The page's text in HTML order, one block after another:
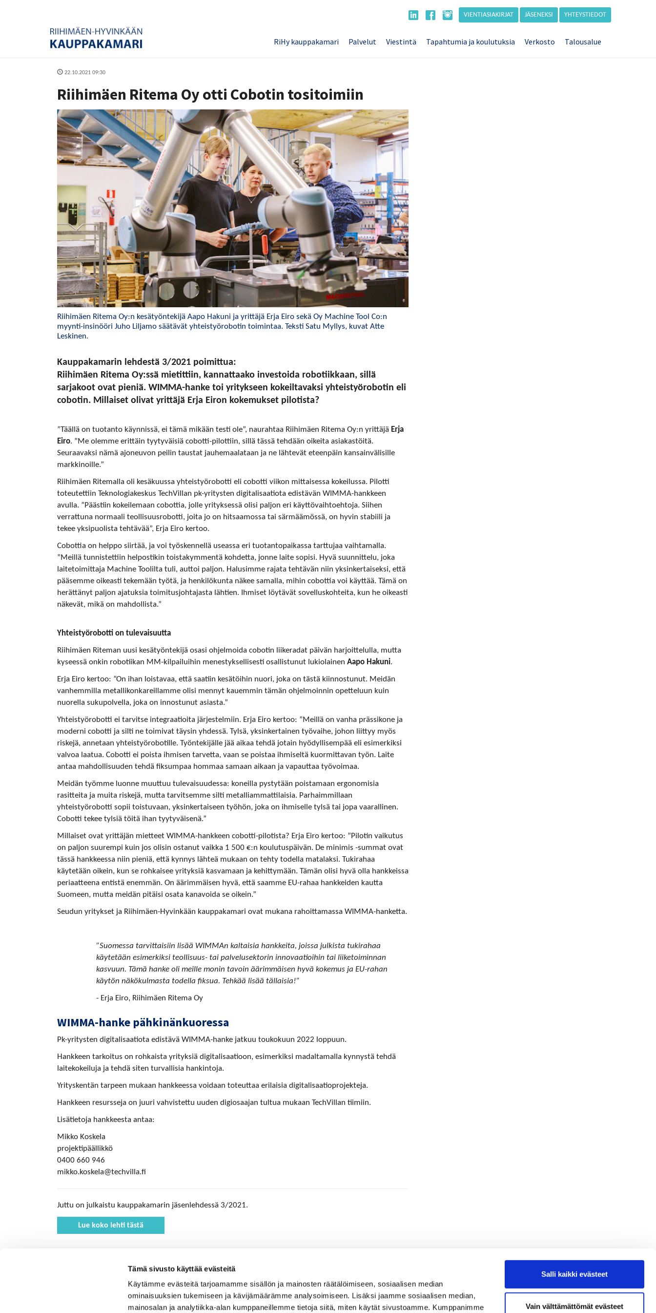
Tämä sivusto käyttää evästeitä
Käytämme evästeitä tarjoamamme sisällön ja mainosten räätälöimiseen, sosiaalisen median
ominaisuuksien tukemiseen ja kävijämäärämme analysoimiseen. Lisäksi jaamme sosiaalisen median,
mainosalan ja analytiikka-alan kumppaneillemme tietoja siitä, miten käytät sivustoamme. Kumppanimme
Salli kaikki evästeet
Vain välttämättömät evästeet
VIENTIASIAKIRJAT JÄSENEKSI YHTEYSTIEDOT
RiHy kauppakamari Palvelut Viestintä Tapahtumia ja koulutuksia Verkosto Talousalue
22.10.2021 09:30
Riihimäen Ritema Oy otti Cobotin tositoimiin
Riihimäen Ritema Oy:n kesätyöntekijä Aapo Hakuni ja yrittäjä Erja Eiro sekä Oy Machine Tool Co:n
myynti-insinööri Juho Liljamo säätävät yhteistyörobotin toimintaa. Teksti Satu Myllys, kuvat Atte
Leskinen.
Kauppakamarin lehdestä 3/2021 poimittua:
​​​​​​​Riihimäen Ritema Oy:ssä mietittiin, kannattaako investoida robotiikkaan, sillä
sarjakoot ovat pieniä. WIMMA-hanke toi yritykseen kokeiltavaksi yhteistyörobotin eli
cobotin. Millaiset olivat yrittäjä Erja Eiron kokemukset pilotista?
”Täällä on tuotanto käynnissä, ei tämä mikään testi ole”, naurahtaa Riihimäen Ritema Oy:n yrittäjä Erja
Eiro. ”Me olemme erittäin tyytyväisiä cobotti-pilottiin, sillä tässä tehdään oikeita asiakastöitä.
Seuraavaksi nämä ajoneuvon peilin taustat jauhemaalataan ja ne lähtevät eteenpäin kansainvälisille
markkinoille.”
Riihimäen Ritemalla oli kesäkuussa yhteistyörobotti eli cobotti viikon mittaisessa kokeilussa. Pilotti
toteutettiin Teknologiakeskus TechVillan pk-yritysten digitalisaatiota edistävän WIMMA-hankkeen
avulla. ”Päästiin kokeilemaan cobottia, jolle yrityksessä olisi paljon eri käyttövaihtoehtoja. Siihen
verrattuna normaali teollisuusrobotti, joita jo on hitsaamossa tai särmäämössä, on hyvin stabiili ja
tekee yksipuolista tehtävää”, Erja Eiro kertoo.
Cobottia on helppo siirtää, ja voi työskennellä useassa eri tuotantopaikassa tarttujaa vaihtamalla.
”Meillä tunnistettiin helpostikin toistakymmentä kohdetta, jonne laite sopisi. Hyvä suunnittelu, joka
laitetoimittaja Machine Toolilta tuli, auttoi paljon. Halusimme rajata tehtävän niin yksinkertaiseksi, että
pääsemme oikeasti tekemään työtä, ja henkilökunta näkee samalla, mihin cobottia voi käyttää. Tämä on
herättänyt paljon ajatuksia toimitusjohtajasta lähtien. Ihmiset löytävät sovelluskohteita, kun he oikeasti
näkevät, mikä on mahdollista.”
Yhteistyörobotti on tulevaisuutta
Riihimäen Riteman uusi kesätyöntekijä osasi ohjelmoida cobotin liikeradat päivän harjoittelulla, mutta
kyseessä onkin robotiikan MM-kilpailuihin menestyksellisesti osallistunut lukiolainen Aapo Hakuni.
Erja Eiro kertoo: ”On ihan loistavaa, että saatiin kesätöihin nuori, joka on tästä kiinnostunut. Meidän
vanhemmilla metallikonkareillamme olisi mennyt kauemmin tämän ohjelmoinnin opetteluun kuin
nuorella sukupolvella, joka on innostunut asiasta.”
Yhteistyörobotti ei tarvitse integraatioita järjestelmiin. Erja Eiro kertoo: ”Meillä on vanha prässikone ja
moderni cobotti ja silti ne toimivat täysin yhdessä. Tylsä, yksinkertainen työvaihe, johon liittyy myös
riskejä, annetaan yhteistyörobotille. Työntekijälle jää aikaa tehdä jotain hyödyllisempää eli esimerkiksi
valvoa laatua. Cobotti ei poista ihmisen tarvetta, vaan se poistaa ihmiseltä kuormittavan työn. Laite
antaa mahdollisuuden tehdä fiksumpaa hommaa samaan aikaan ja vapauttaa työvoimaa.
Meidän työmme luonne muuttuu tulevaisuudessa: koneilla pystytään poistamaan ergonomisia
rasitteita ja muita riskejä, mutta tarvitsemme silti metalliammattilaisia. Parhaimmillaan
yhteistyörobotti sopii toistuvaan, yksinkertaiseen työhön, joka on ihmiselle tylsä tai jopa vaarallinen.
Cobotti tekee tylsiä töitä ihan tyytyväisenä.”
Millaiset ovat yrittäjän mietteet WIMMA-hankkeen cobotti-pilotista? Erja Eiro kertoo: ”Pilotin vaikutus
on paljon suurempi kuin jos olisin ostanut vaikka 1 500 €:n koulutuspäivän. De minimis -summat ovat
tässä hankkeessa niin pieniä, että kynnys lähteä mukaan on tehty todella matalaksi. Tukirahaa
käytetään oikein, kun se rohkaisee yrityksiä kasvamaan ja kehittymään. Tämän olisi hyvä olla hankkeissa
periaatteena entistä enemmän. On äärimmäisen hyvä, että saamme EU-rahaa hankkeiden kautta
Suomeen, mutta meidän pitäisi osata kanavoida se oikein.”
Seudun yritykset ja Riihimäen-Hyvinkään kauppakamari ovat mukana rahoittamassa WIMMA-hanketta.
”Suomessa tarvittaisiin lisää WIMMAn kaltaisia hankkeita, joissa julkista tukirahaa
käytetään esimerkiksi teollisuus- tai palvelusektorin innovaatioihin tai liiketoiminnan
kasvuun. Tämä hanke oli meille monin tavoin äärimmäisen hyvä kokemus ja EU-rahan
käytön näkökulmasta todella fiksua. Tehkää lisää tällaisia!”
- Erja Eiro, Riihimäen Ritema Oy
WIMMA-hanke pähkinänkuoressa
Pk-yritysten digitalisaatiota edistävä WIMMA-hanke jatkuu toukokuun 2022 loppuun.
Hankkeen tarkoitus on rohkaista yrityksiä digitalisaatioon, esimerkiksi madaltamalla kynnystä tehdä
laitekokeiluja ja tehdä siten turvallisia hankintoja.
Yrityskentän tarpeen mukaan hankkeessa voidaan toteuttaa erilaisia digitalisaatioprojekteja.
Hankkeen resursseja on juuri vahvistettu uuden digiosaajan tultua mukaan TechVillan tiimiin.
Lisätietoja hankkeesta antaa:
Mikko Koskela
projektipäällikkö
0400 660 946
mikko.koskela@techvilla.fi
Juttu on julkaistu kauppakamarin jäsenlehdessä 3/2021.
Lue koko lehti tästä